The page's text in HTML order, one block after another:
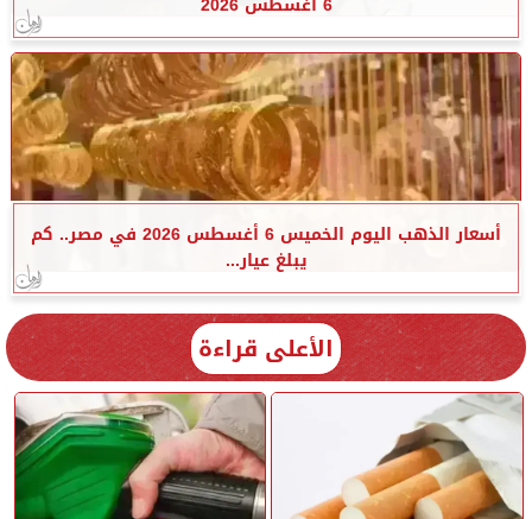
أسعار الذهب اليوم الخميس 6 أغسطس 2026 في مصر.. كم
يبلغ عيار...
الأعلى قراءة